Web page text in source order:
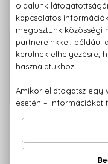
100% eredeti
779 1926